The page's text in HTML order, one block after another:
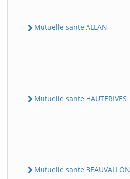
Mutuelle sante ALLAN
Mutuelle sante HAUTERIVES
Mutuelle sante BEAUVALLON